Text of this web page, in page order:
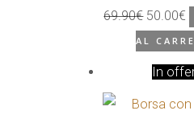
69.90€
Il
prezzo
50.00€
Il
AL
In